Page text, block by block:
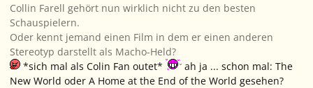
Collin Farell gehört nun wirklich nicht zu den besten
Schauspielern.
Oder kennt jemand einen Film in dem er einen anderen
Stereotyp darstellt als Macho-Held?
*sich mal als Colin Fan outet*
ah ja ... schon mal: The
New World oder A Home at the End of the World gesehen?